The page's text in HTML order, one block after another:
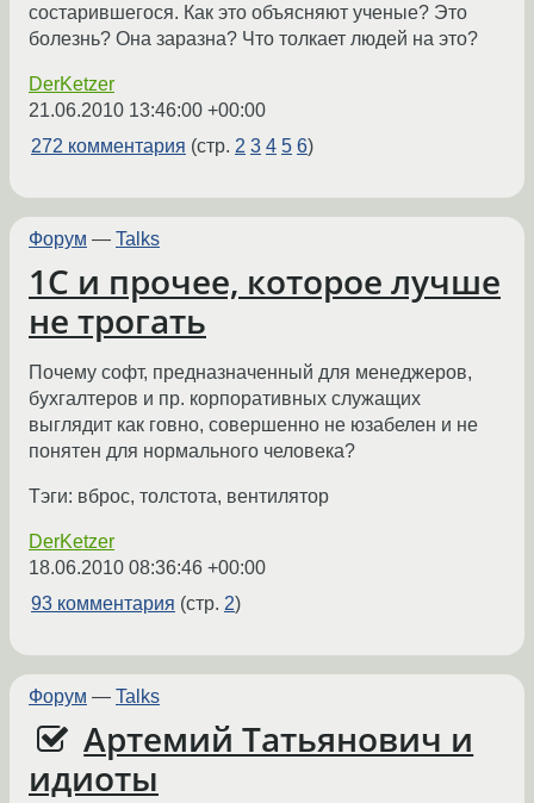
состарившегося. Как это объясняют ученые? Это
болезнь? Она заразна? Что толкает людей на это?
DerKetzer
21.06.2010 13:46:00 +00:00
272 комментария (стр. 2 3 4 5 6)
Форум — Talks
1С и прочее, которое лучше
не трогать
Почему софт, предназначенный для менеджеров,
бухгалтеров и пр. корпоративных служащих
выглядит как говно, совершенно не юзабелен и не
понятен для нормального человека?
Тэги: вброс, толстота, вентилятор
DerKetzer
18.06.2010 08:36:46 +00:00
93 комментария (стр. 2)
Форум — Talks
Артемий Татьянович и
идиоты